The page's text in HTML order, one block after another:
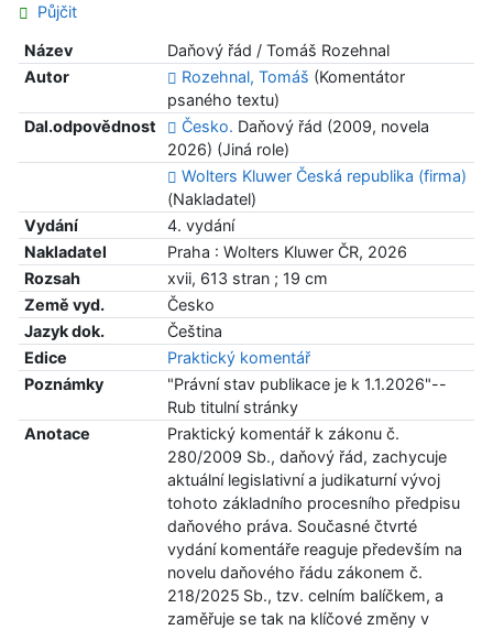
Půjčit
Název
Daňový řád / Tomáš Rozehnal
Autor
Rozehnal, Tomáš (Komentátor
psaného textu)
Dal.odpovědnost
Česko. Daňový řád (2009, novela
2026) (Jiná role)
Wolters Kluwer Česká republika (firma)
(Nakladatel)
Vydání
4. vydání
Nakladatel
Praha : Wolters Kluwer ČR, 2026
Rozsah
xvii, 613 stran ; 19 cm
Země vyd.
Česko
Jazyk dok.
Čeština
Edice
Praktický komentář
Poznámky
"Právní stav publikace je k 1.1.2026"--
Rub titulní stránky
Anotace
Praktický komentář k zákonu č.
280/2009 Sb., daňový řád, zachycuje
aktuální legislativní a judikaturní vývoj
tohoto základního procesního předpisu
daňového práva. Současné čtvrté
vydání komentáře reaguje především na
novelu daňového řádu zákonem č.
218/2025 Sb., tzv. celním balíčkem, a
zaměřuje se tak na klíčové změny v